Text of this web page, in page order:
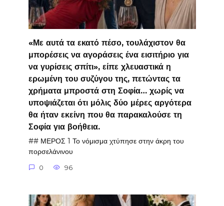
«Με αυτά τα εκατό πέσο, τουλάχιστον θα
μπορέσεις να αγοράσεις ένα εισιτήριο για
να γυρίσεις σπίτι», είπε χλευαστικά η
ερωμένη του συζύγου της, πετώντας τα
χρήματα μπροστά στη Σοφία… χωρίς να
υποψιάζεται ότι μόλις δύο μέρες αργότερα
θα ήταν εκείνη που θα παρακαλούσε τη
Σοφία για βοήθεια.
## ΜΕΡΟΣ 1 Το νόμισμα χτύπησε στην άκρη του
πορσελάνινου
0 96